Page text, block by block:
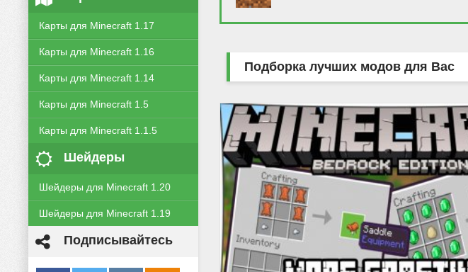
Карты для Minecraft 1.17
Карты для Minecraft 1.16
Карты для Minecraft 1.14
Карты для Minecraft 1.5
Карты для Minecraft 1.1.5
Шейдеры
Шейдеры для Minecraft 1.20
Шейдеры для Minecraft 1.19
Подписывайтесь
Подборка лучших модов для Вас